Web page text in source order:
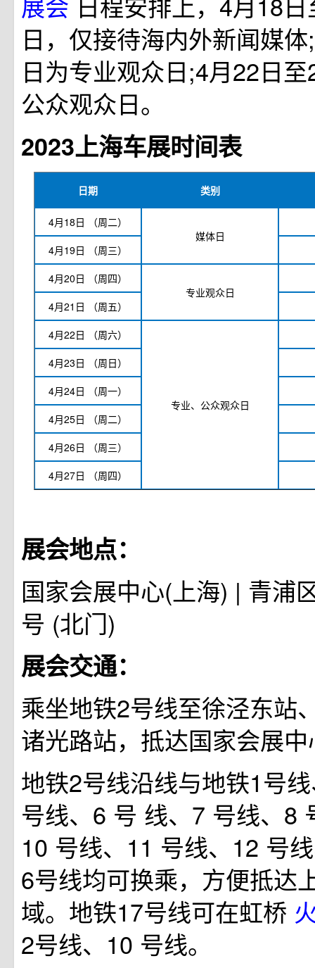
日，仅接待海内外新闻媒
日为专业观众日;4月22日
公众观众日。
2023上海车展时间表
日期 类别
4月18日
（周二）
媒体日
4月19日
（周三）
4月20日
（周四）
专业观众日
4月21日
（周五）
4月22日
（周六）
专业、公众观众日
4月23日
（周日）
4月24日
（周一）
4月25日
（周二）
4月26日
（周三）
4月27日
（周四）
展会地点：
国家会展中心(上海) | 青浦
号 (北门)
展会交通：
乘坐地铁2号线至徐泾东站
诸光路站，抵达国家会展
地铁2号线沿线与地铁1号
号线、6 号 线、7 号线、8
10 号线、11 号线、12 号
6号线均可换乘，方便抵达
域。地铁17号线可在虹桥
2号线、10 号线。